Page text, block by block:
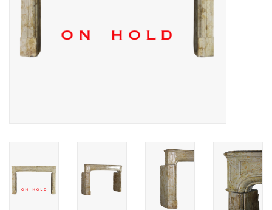
& Marmer
Outlet
Login